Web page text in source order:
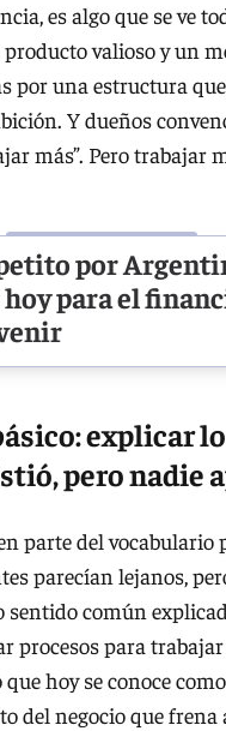
es algo que se ve
valioso y un
por una estructura
Y dueños
más”. Pero trabajar
por
para el
explicar
pero nadie
parte del vocabulario
parecían lejanos,
sentido común
procesos para
hoy se conoce
del negocio que frena